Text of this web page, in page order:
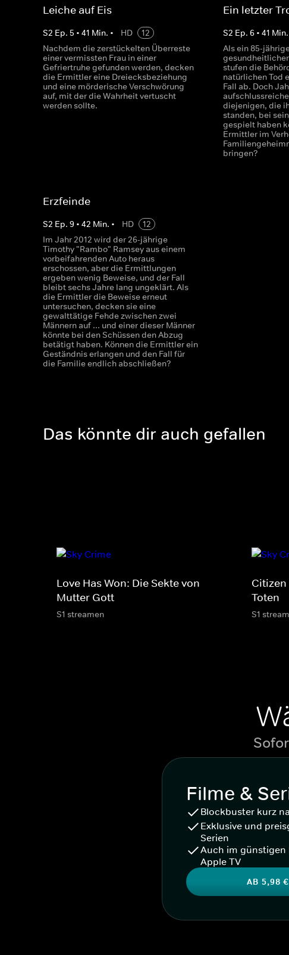
Leiche auf Eis
S2 Ep. 5 • 41 Min. • HD
12
Nachdem die zerstückelten Überreste
einer vermissten Frau in einer
Gefriertruhe gefunden werden, decken
die Ermittler eine Dreiecksbeziehung
und eine mörderische Verschwörung
auf, mit der die Wahrheit vertuscht
werden sollte.
Ein letzter
S2 Ep.6 •41 Min.
Als ein 85-
stufen die
natürlichen Tod
Fall ab. Doch
diejenigen, die
standen, bei
gespielt haben
Ermittler im
bringen?
Erzfeinde
S2 Ep. 9 • 42 Min. • HD
12
Im Jahr 2012 wird der 26-jährige
Timothy "Rambo" Ramsey aus einem
vorbeifahrenden Auto heraus
erschossen, aber die Ermittlungen
ergeben wenig Beweise, und der Fall
bleibt sechs Jahre lang ungeklärt. Als
die Ermittler die Beweise erneut
untersuchen, decken sie eine
gewalttätige Fehde zwischen zwei
Männern auf ... und einer dieser Männer
könnte bei den Schüssen den Abzug
betätigt haben. Können die Ermittler ein
Geständnis erlangen und den Fall für
die Familie endlich abschließen?
Das könnte dir auch gefallen
Love Has Won: Die Sekte von
Mutter Gott
S1 streamen
Toten
S1
Filme &
Blockbuster kurz
Exklusive und
Serien
Auch im günstigen
Apple TV
AB 5,98